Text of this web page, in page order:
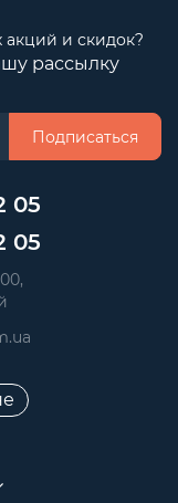
акций и скидок?
рассылку
Подписаться
05
05